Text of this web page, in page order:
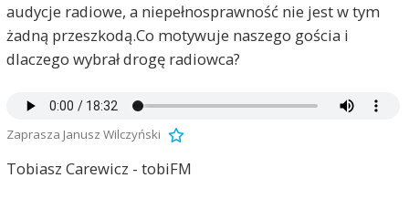
audycje radiowe, a niepełnosprawność nie jest w tym
żadną przeszkodą.Co motywuje naszego gościa i
dlaczego wybrał drogę radiowca?
Zaprasza Janusz Wilczyński
Tobiasz Carewicz - tobiFM